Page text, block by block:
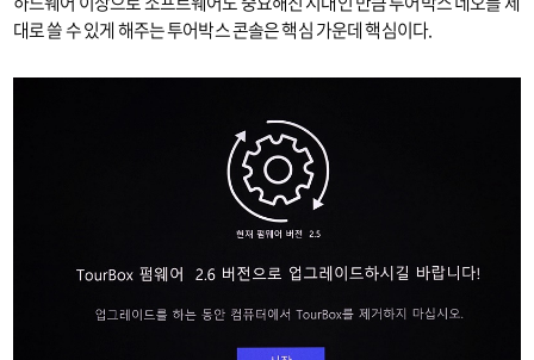
대로 쓸 수 있게 해주는 투어박스 콘솔은 핵심 가운데 핵심이다.